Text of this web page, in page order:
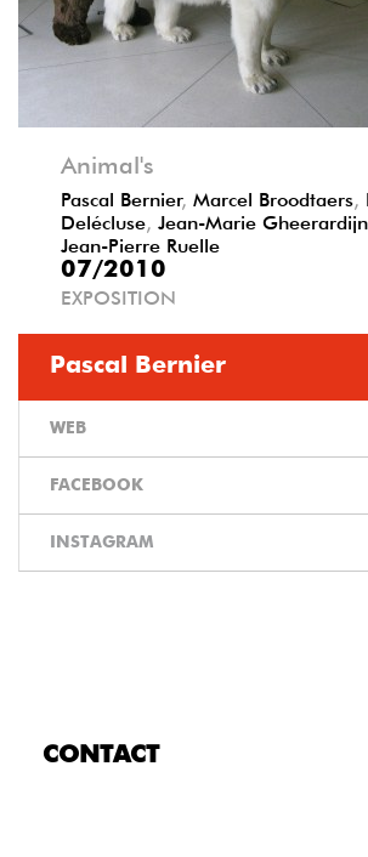
Animal's
Pascal Bernier, Marcel Broodtaers
Delécluse Jean-Marie Gheerardijn
Jean-Pierre Ruelle
07/2010
EXPOSITION
Pascal Bernier
WEB
FACEBOOK
INSTAGRAM
CONTACT